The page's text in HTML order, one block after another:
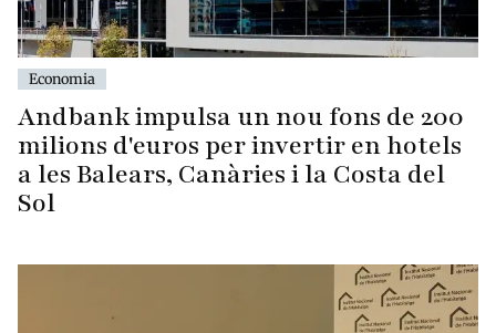
Economia
Andbank impulsa un nou fons de 200
milions d'euros per invertir en hotels
a les Balears, Canàries i la Costa del
Sol